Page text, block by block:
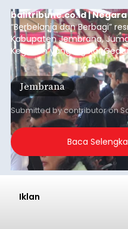
balitribune.co.id | Negara
“Berbelanja dan Berbagi”
Kabupaten Jembrana,
Kegiatan yang digelar
Soekarno ini memadukan
ekonomi masyarakat
mendapat antusiasme
transaksi mencapai
Jembrana
Submitted bycontributoron
Baca
Iklan